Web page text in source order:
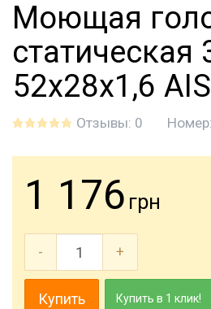
Моющая
статическая
52х28х1,6
Отзывы: 0 Номер:
1 176 грн
- +
Купить Купить в 1 клик!